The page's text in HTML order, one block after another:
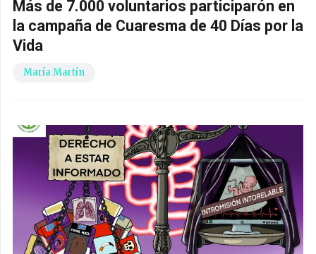
Más de 7.000 voluntarios participarón en
la campaña de Cuaresma de 40 Días por la
Vida
María Martín